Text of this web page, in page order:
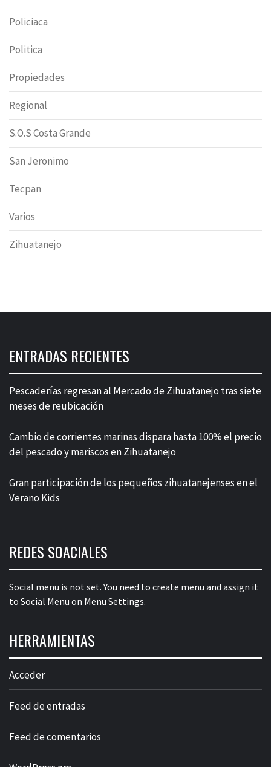
Policiaca
Politica
Propiedades
Regional
S.O.S Costa Grande
San Jeronimo
Tecpan
Varios
Zihuatanejo
ENTRADAS RECIENTES
Pescaderías regresan al Mercado de Zihuatanejo tras siete
meses de reubicación
Cambio de corrientes marinas dispara hasta 100% el precio
del pescado y mariscos en Zihuatanejo
Gran participación de los pequeños zihuatanejenses en el
Verano Kids
REDES SOACIALES
Social menu is not set. You need to create menu and assign it
to Social Menu on Menu Settings.
HERRAMIENTAS
Acceder
Feed de entradas
Feed de comentarios